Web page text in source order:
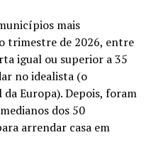
mais
trimestre de 2026, entre
igual ou superior a 35
no idealista (o
Europa). Depois, foram
dos 50
arrendar casa em